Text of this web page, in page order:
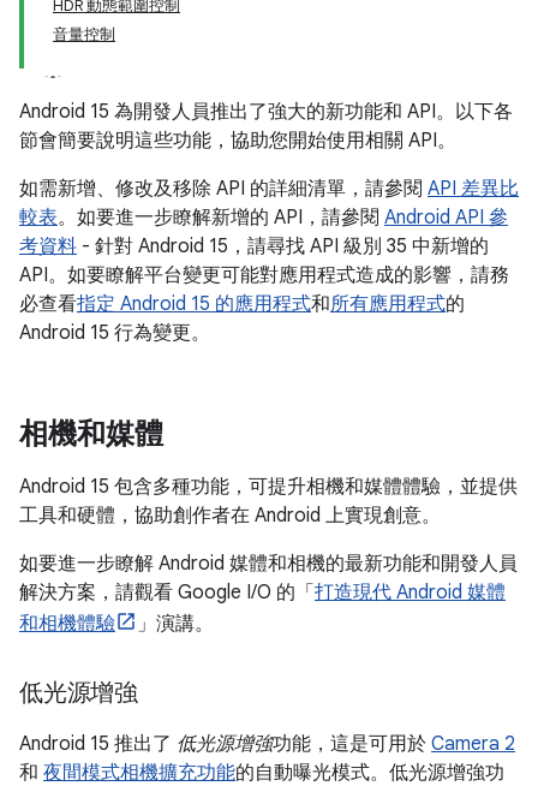
HDR 動態範圍控制
音量控制
Android 15 為開發人員推出了強大的新功能和 API。以下各
節會簡要說明這些功能，協助您開始使用相關 API。
如需新增、修改及移除 API 的詳細清單，請參閱 API 差異比
較表。如要進一步瞭解新增的 API，請參閱 Android API 參
考資料 - 針對 Android 15，請尋找 API 級別 35 中新增的
API。如要瞭解平台變更可能對應用程式造成的影響，請務
必查看指定 Android 15 的應用程式和所有應用程式的
Android 15 行為變更。
相機和媒體
Android 15 包含多種功能，可提升相機和媒體體驗，並提供
工具和硬體，協助創作者在 Android 上實現創意。
如要進一步瞭解 Android 媒體和相機的最新功能和開發人員
解決方案，請觀看 Google I/O 的「 打造現代 Android 媒體
和相機體驗
」演講。
低光源增強
Android 15 推出了 低光源增強功能，這是可用於 Camera 2
和 夜間模式相機擴充功能的自動曝光模式。低光源增強功